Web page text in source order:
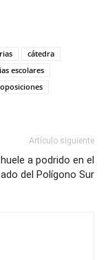
cátedra
escolares
oposiciones
Artículo siguiente
a podrido en el
del Polígono Sur